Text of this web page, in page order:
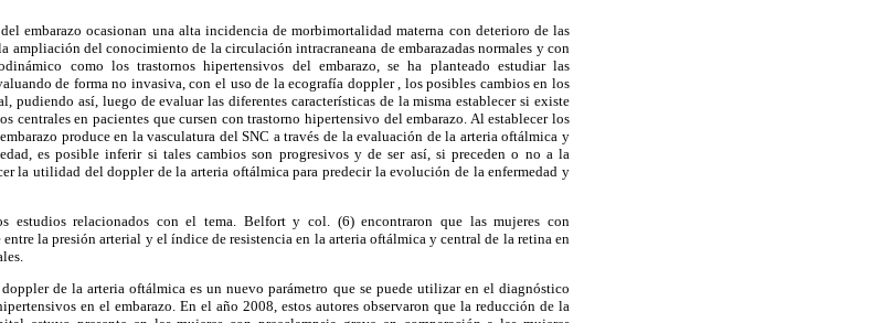
embarazo ocasionan una alta incidencia de morbimortalidad materna con deterioro de las
ampliación del conocimiento de la circulación intracraneana de embarazadas normales y con
como los trastornos hipertensivos del embarazo, se ha planteado estudiar las
de forma no invasiva, con el uso de la ecografía doppler , los posibles cambios en los
pudiendo así, luego de evaluar las diferentes características de la misma establecer si existe
centrales en pacientes que cursen con trastorno hipertensivo del embarazo. Al establecer los
produce en la vasculatura del SNC a través de la evaluación de la arteria oftálmica y
es posible inferir si tales cambios son progresivos y de ser así, si preceden o no a la
la utilidad del doppler de la arteria oftálmica para predecir la evolución de la enfermedad y
estudios relacionados con el tema. Belfort y col. (6) encontraron que las mujeres con
la presión arterial y el índice de resistencia en la arteria oftálmica y central de la retina en
de la arteria oftálmica es un nuevo parámetro que se puede utilizar en el diagnóstico
en el embarazo. En el año 2008, estos autores observaron que la reducción de la